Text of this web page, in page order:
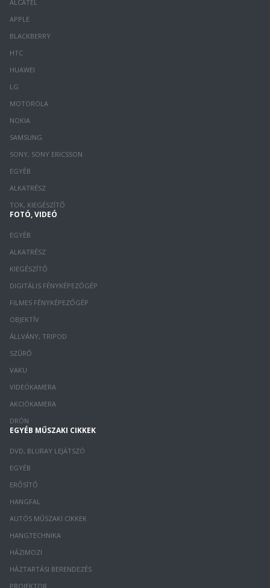
ALCATEL
APPLE
BLACKBERRY
HTC
HUAWEI
LG
MOTOROLA
NOKIA
SAMSUNG
SONY, SONY ERICSSON
EGYÉB
ALKATRÉSZ
TOK, KIEGÉSZÍTŐ
FOTÓ, VIDEÓ
EGYÉB
ALKATRÉSZ
KIEGÉSZÍTŐ
DIGITÁLIS FÉNYKÉPEZŐGÉP
FILMES FÉNYKÉPEZŐGÉP
OBJEKTÍV
ÁLLVÁNY, TRIPOD
SZŰRŐ
VAKU
VIDEÓKAMERA
AKCIÓKAMERA
DRÓN
EGYÉB MŰSZAKI CIKKEK
DVD, BLURAY LEJÁTSZÓ
EGYÉB
ERŐSÍTŐ
HANGFAL
AUTÓS MŰSZAKI CIKKEK
HANGTECHNIKA
HÁZIMOZI
HÁZTARTÁSI BERENDEZÉS
PROJEKTOR